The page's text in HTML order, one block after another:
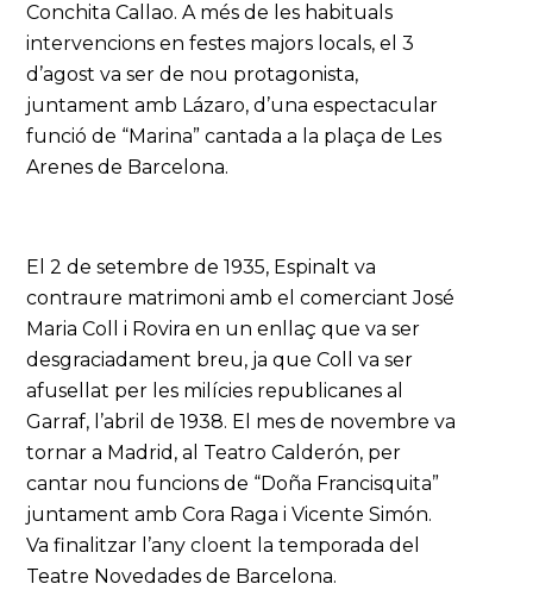
Conchita Callao. A més de les habituals
intervencions en festes majors locals, el 3
d’agost va ser de nou protagonista,
juntament amb Lázaro, d’una espectacular
funció de “Marina” cantada a la plaça de Les
Arenes de Barcelona.
El 2 de setembre de 1935, Espinalt va
contraure matrimoni amb el comerciant José
Maria Coll i Rovira en un enllaç que va ser
desgraciadament breu, ja que Coll va ser
afusellat per les milícies republicanes al
Garraf, l’abril de 1938. El mes de novembre va
tornar a Madrid, al Teatro Calderón, per
cantar nou funcions de “Doña Francisquita”
juntament amb Cora Raga i Vicente Simón.
Va finalitzar l’any cloent la temporada del
Teatre Novedades de Barcelona.